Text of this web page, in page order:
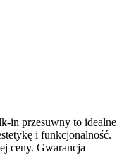
in przesuwny to idealne
i funkcjonalność.
ceny. Gwarancja